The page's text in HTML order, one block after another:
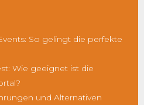
So gelingt die perfekte
Wie geeignet ist die
und Alternativen